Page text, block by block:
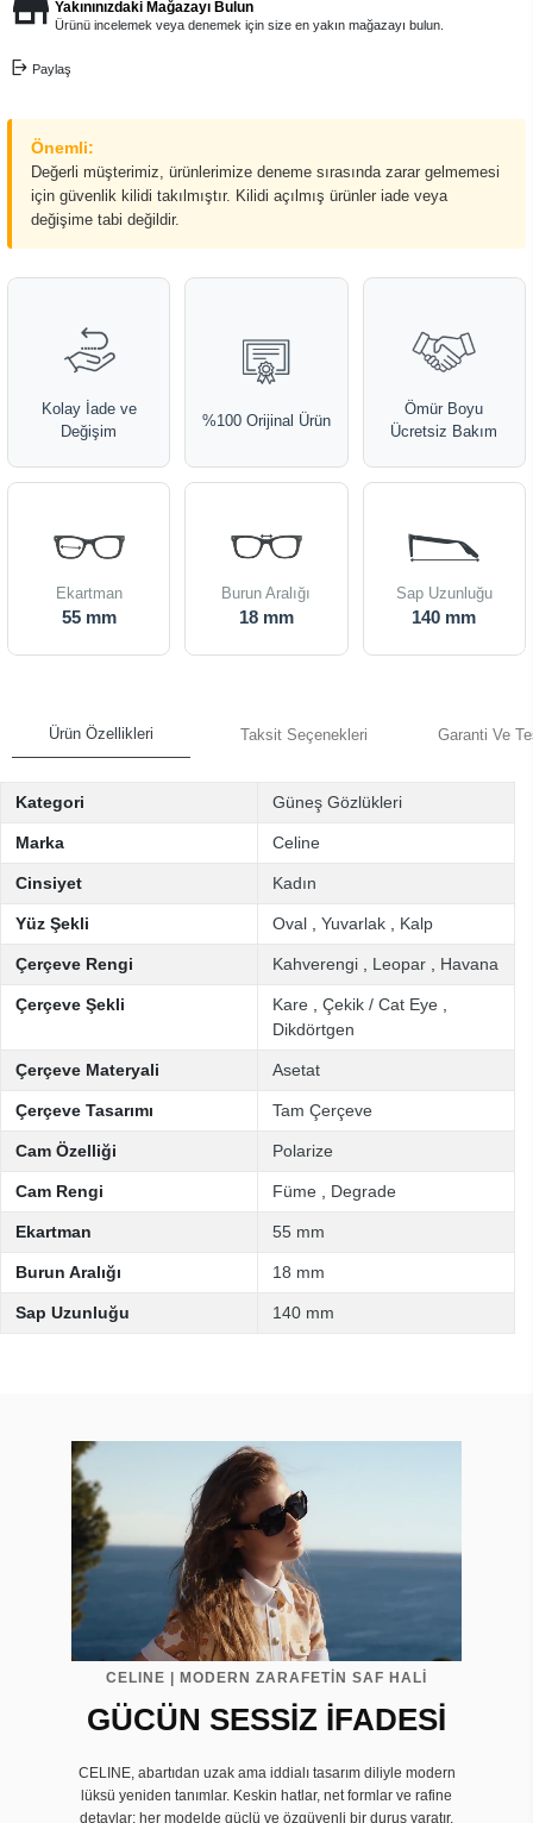
Yakınınızdaki Mağazayı Bulun
Ürünü incelemek veya denemek için size en yakın mağazayı bulun.
Paylaş
Önemli:
Değerli müşterimiz, ürünlerimize deneme sırasında zarar gelmemesi
için güvenlik kilidi takılmıştır. Kilidi açılmış ürünler iade veya
değişime tabi değildir.
Kolay İade ve
Değişim
%100 Orijinal Ürün
Ömür Boyu
Ücretsiz Bakım
Ekartman
55 mm
Burun Aralığı
18 mm
Sap Uzunluğu
140 mm
Ürün Özellikleri Taksit Seçenekleri Garanti Ve
Kategori Güneş Gözlükleri
Marka Celine
Cinsiyet Kadın
Yüz Şekli Oval Yuvarlak Kalp
Çerçeve Rengi Kahverengi Leopar Havana
Çerçeve Şekli Kare Çekik / Cat Eye
Dikdörtgen
Çerçeve Materyali Asetat
Çerçeve Tasarımı Tam Çerçeve
Cam Özelliği Polarize
Cam Rengi Füme Degrade
Ekartman 55 mm
Burun Aralığı 18 mm
Sap Uzunluğu 140 mm
CELINE | MODERN ZARAFETİN SAF HALİ
GÜCÜN SESSİZ İFADESİ
CELINE, abartıdan uzak ama iddialı tasarım diliyle modern
lüksü yeniden tanımlar. Keskin hatlar, net formlar ve rafine
detaylar; her modelde güçlü ve özgüvenli bir duruş yaratır.